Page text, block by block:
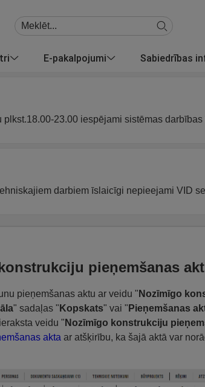
E-pakalpojumi Sabiedrības
23.00 iespējami sistēmas
darbiem īslaicīgi nepieejami VID
pieņemšanas
pieņemšanas aktu ar veidu " Nozīmīgo
" sadaļas " Kopskats" vai " Pieņemšanas
veidu " Nozīmīgo konstrukciju
akta ar atšķirību, ka šajā aktā var